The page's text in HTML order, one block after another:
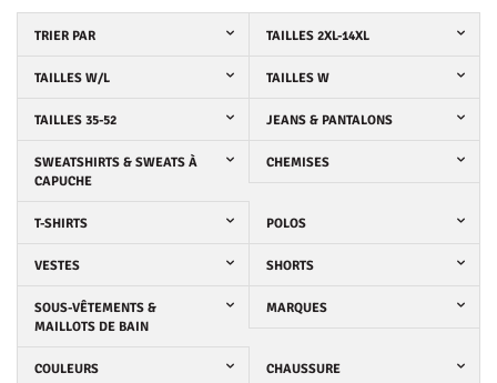
TRIER PAR TAILLES 2XL-14XL
TAILLES W/L TAILLES W
TAILLES 35-52 JEANS & PANTALONS
SWEATSHIRTS & SWEATS À
CAPUCHE
CHEMISES
T-SHIRTS POLOS
VESTES SHORTS
SOUS-VÊTEMENTS &
MAILLOTS DE BAIN
MARQUES
COULEURS CHAUSSURE